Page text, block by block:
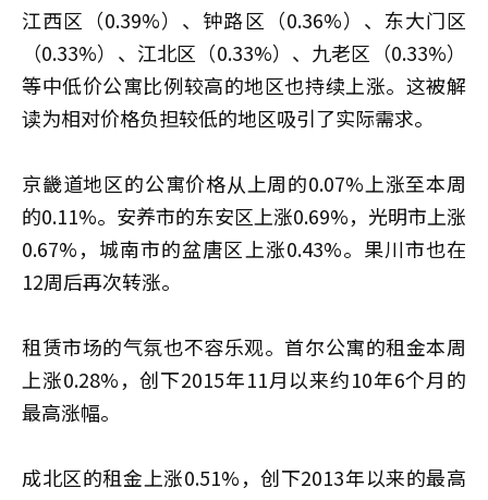
江西区（0.39%）、钟路区（0.36%）、东大门区
（0.33%）、江北区（0.33%）、九老区（0.33%）
等中低价公寓比例较高的地区也持续上涨。这被解
读为相对价格负担较低的地区吸引了实际需求。
京畿道地区的公寓价格从上周的0.07%上涨至本周
的0.11%。安养市的东安区上涨0.69%，光明市上涨
0.67%，城南市的盆唐区上涨0.43%。果川市也在
12周后再次转涨。
租赁市场的气氛也不容乐观。首尔公寓的租金本周
上涨0.28%，创下2015年11月以来约10年6个月的
最高涨幅。
成北区的租金上涨0.51%，创下2013年以来的最高